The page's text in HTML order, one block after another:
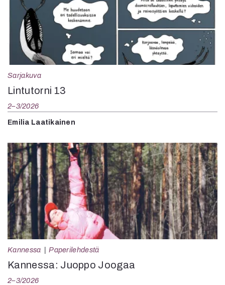
Sarjakuva
Lintutorni 13
2–3/2026
Emilia Laatikainen
Kannessa Paperilehdestä
Kannessa: Juoppo Joogaa
2–3/2026